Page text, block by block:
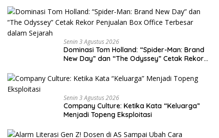
Senin 3 Agustus 2026
Dominasi Tom Holland: “Spider-Man: Brand
New Day” dan “The Odyssey” Cetak Rekor
Sejarah
Senin 3 Agustus 2026
Company Culture: Ketika Kata “Keluarga”
Menjadi Topeng Eksploitasi